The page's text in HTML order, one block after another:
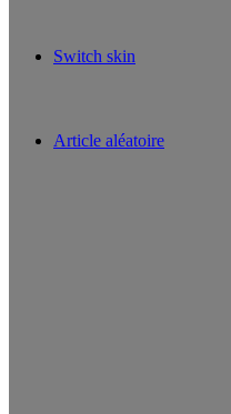
Switch skin
Article aléatoire